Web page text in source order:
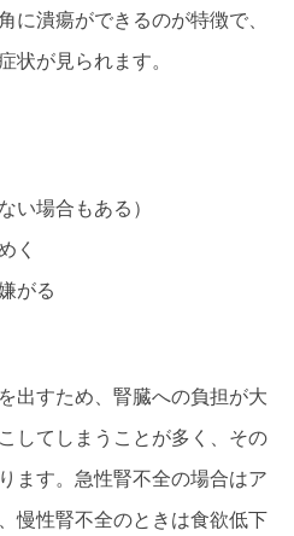
に潰瘍ができるのが特徴で、
状が見られます。
い場合もある）
く
がる
出すため、腎臓への負担が大
してしまうことが多く、その
ます。急性腎不全の場合はア
慢性腎不全のときは食欲低下